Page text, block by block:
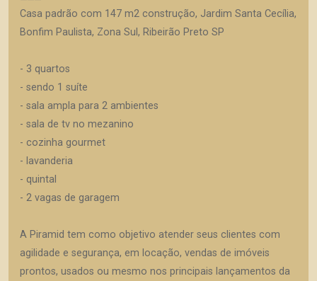
Casa padrão com 147 m2 construção, Jardim Santa Cecília,
Bonfim Paulista, Zona Sul, Ribeirão Preto SP
- 3 quartos
- sendo 1 suíte
- sala ampla para 2 ambientes
- sala de tv no mezanino
- cozinha gourmet
- lavanderia
- quintal
- 2 vagas de garagem
A Piramid tem como objetivo atender seus clientes com
agilidade e segurança, em locação, vendas de imóveis
prontos, usados ou mesmo nos principais lançamentos da